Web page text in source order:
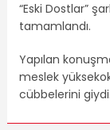
“Eski Dostlar”
tamamlandı.
Yapılan
meslek
cübbelerini giydi.